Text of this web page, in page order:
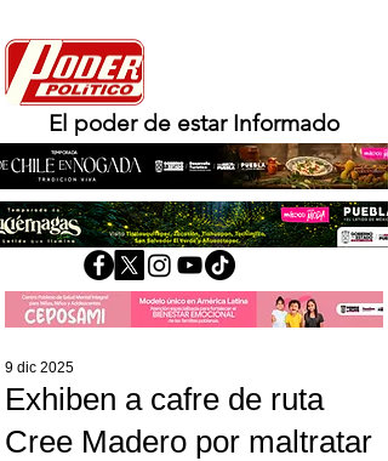
El poder de estar Informado
Exhiben a cafre de ruta
Cree Madero por maltratar
9 dic 2025